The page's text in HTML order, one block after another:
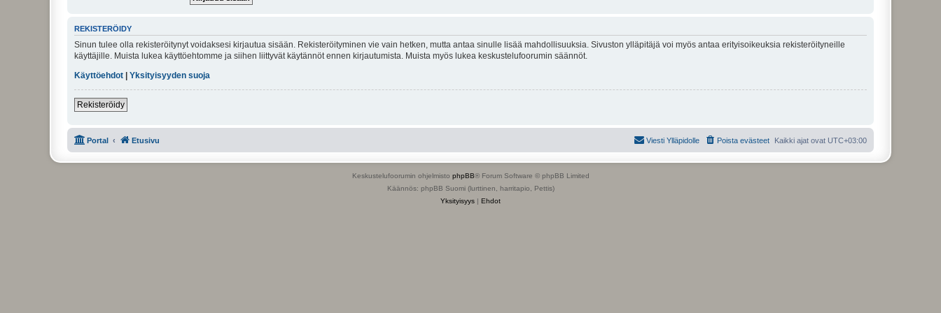
REKISTERÖIDY
Sinun tulee olla rekisteröitynyt voidaksesi kirjautua sisään. Rekisteröityminen vie vain hetken, mutta antaa sinulle lisää mahdollisuuksia. Sivuston ylläpitäjä voi myös antaa erityisoikeuksia rekisteröityneille
käyttäjille. Muista lukea käyttöehtomme ja siihen liittyvät käytännöt ennen kirjautumista. Muista myös lukea keskustelufoorumin säännöt.
Käyttöehdot
Yksityisyyden suoja
Rekisteröidy
Portal Etusivu Kaikki ajat ovat UTC+03:00
Poista evästeet
Viesti Ylläpidolle
Keskustelufoorumin ohjelmisto phpBB® Forum Software © phpBB Limited
Käännös: phpBB Suomi (lurttinen, harritapio, Pettis)
Yksityisyys | Ehdot